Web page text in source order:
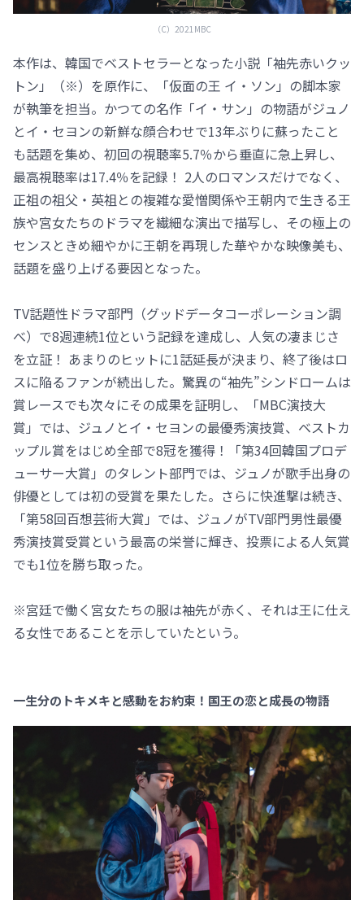
（C）2021MBC
本作は、韓国でベストセラーとなった小説「袖先赤いクッ
トン」（※）を原作に、「仮面の王 イ・ソン」の脚本家
が執筆を担当。かつての名作「イ・サン」の物語がジュノ
とイ・セヨンの新鮮な顔合わせで13年ぶりに蘇ったこと
も話題を集め、初回の視聴率5.7％から垂直に急上昇し、
最高視聴率は17.4％を記録！ 2人のロマンスだけでなく、
正祖の祖父・英祖との複雑な愛憎関係や王朝内で生きる王
族や宮女たちのドラマを繊細な演出で描写し、その極上の
センスときめ細やかに王朝を再現した華やかな映像美も、
話題を盛り上げる要因となった。
TV話題性ドラマ部門（グッドデータコーポレーション調
べ）で8週連続1位という記録を達成し、人気の凄まじさ
を立証！ あまりのヒットに1話延長が決まり、終了後はロ
スに陥るファンが続出した。驚異の“袖先”シンドロームは
賞レースでも次々にその成果を証明し、「MBC演技大
賞」では、ジュノとイ・セヨンの最優秀演技賞、ベストカ
ップル賞をはじめ全部で8冠を獲得！「第34回韓国プロデ
ューサー大賞」のタレント部門では、ジュノが歌手出身の
俳優としては初の受賞を果たした。さらに快進撃は続き、
「第58回百想芸術大賞」では、ジュノがTV部門男性最優
秀演技賞受賞という最高の栄誉に輝き、投票による人気賞
でも1位を勝ち取った。
※宮廷で働く宮女たちの服は袖先が赤く、それは王に仕え
る女性であることを示していたという。
一生分のトキメキと感動をお約束！国王の恋と成長の物語